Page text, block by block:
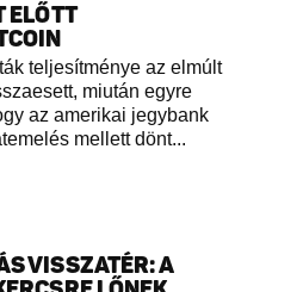
ELŐTT
teljesítménye az elmúlt
miután egyre
az amerikai jegybank
mellett dönt...
VISSZATÉR: A